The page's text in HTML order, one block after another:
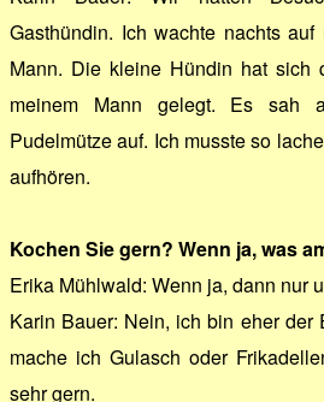
Gasthündin. Ich wachte nachts
Mann. Die kleine Hündin hat sich
meinem Mann gelegt. Es sah
Pudelmütze auf. Ich musste so
aufhören.
Kochen Sie gern? Wenn ja, was
Erika Mühlwald: Wenn ja, dann nur
Karin Bauer: Nein, ich bin eher der
mache ich Gulasch oder
sehr gern.